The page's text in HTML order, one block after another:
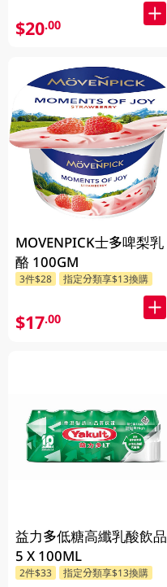
$20.00
MOVENPICK士多啤梨乳
酪 100GM
3件$28 指定分類享$13換購
$17.00
益力多低糖高纖乳酸飲品
5 X 100ML
2件$33 指定分類享$13換購